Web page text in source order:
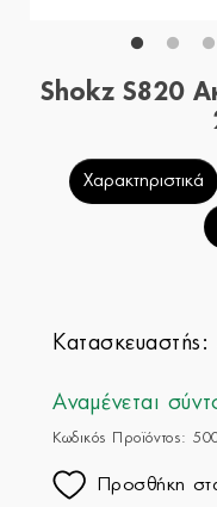
Shokz S820
Χαρακτηριστικά
Κατασκευαστής:
Αναμένεται
Κωδικός Προϊόντος:
Προσθήκη